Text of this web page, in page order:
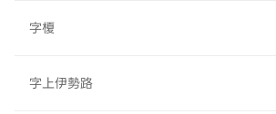
字榎
字上伊勢路